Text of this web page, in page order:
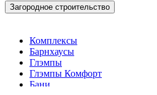
Загородное строительство
Комплексы
Барнхаусы
Глэмпы
Глэмпы Комфорт
Бани